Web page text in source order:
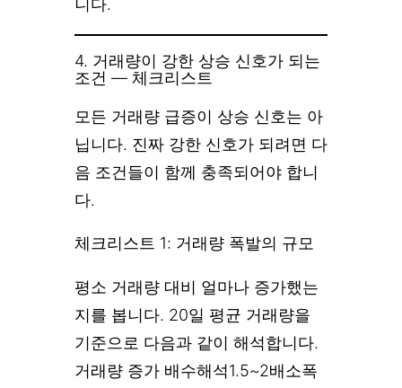
4. 거래량이 강한 상승 신호가 되는
조건 — 체크리스트
모든 거래량 급증이 상승 신호는 아
닙니다. 진짜 강한 신호가 되려면 다
음 조건들이 함께 충족되어야 합니
다.
체크리스트 1: 거래량 폭발의 규모
평소 거래량 대비 얼마나 증가했는
지를 봅니다. 20일 평균 거래량을
기준으로 다음과 같이 해석합니다.
거래량 증가 배수해석1.5~2배소폭